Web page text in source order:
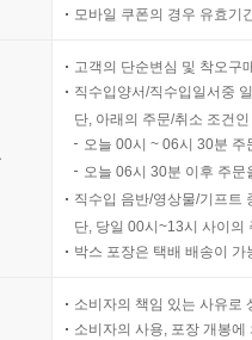
모바일 쿠폰의 경우 유효기
고객의 단순변심 및 착오구
직수입양서/직수입일서중
단, 아래의 주문/취소 조건
오늘 00시 ~ 06시 30분
오늘 06시 30분 이후 주
직수입 음반/영상물/기프트
단, 당일 00시~13시 사이의
박스 포장은 택배 배송이
소비자의 책임 있는 사유로
소비자의 사용, 포장 개봉